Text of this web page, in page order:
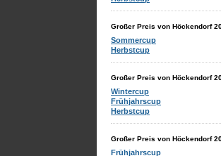
Großer Preis von Höckendorf
Sommercup
Herbstcup
Großer Preis von Höckendorf
Wintercup
Frühjahrscup
Herbstcup
Großer Preis von Höckendorf
Frühjahrscup